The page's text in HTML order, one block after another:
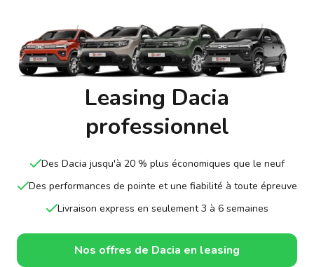
Leasing Dacia
professionnel
Des Dacia jusqu'à 20 % plus économiques que le neuf
Des performances de pointe et une fiabilité à toute épreuve
Livraison express en seulement 3 à 6 semaines
Nos offres de Dacia en leasing